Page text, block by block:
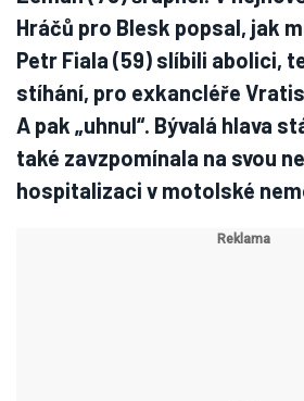
Hráčů pro Blesk popsal, jak
Petr Fiala (59) slíbili abolici,
stíhání, pro exkancléře
A pak „uhnul“. Bývalá hlava
také zavzpomínala na svou
hospitalizaci v motolské